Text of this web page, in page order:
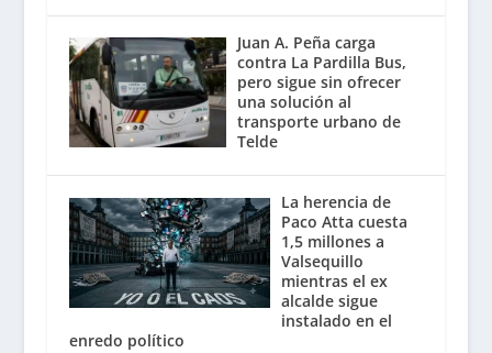
Juan A. Peña carga
contra La Pardilla Bus,
pero sigue sin ofrecer
una solución al
transporte urbano de
Telde
La herencia de
Paco Atta cuesta
1,5 millones a
Valsequillo
mientras el ex
alcalde sigue
instalado en el
enredo político